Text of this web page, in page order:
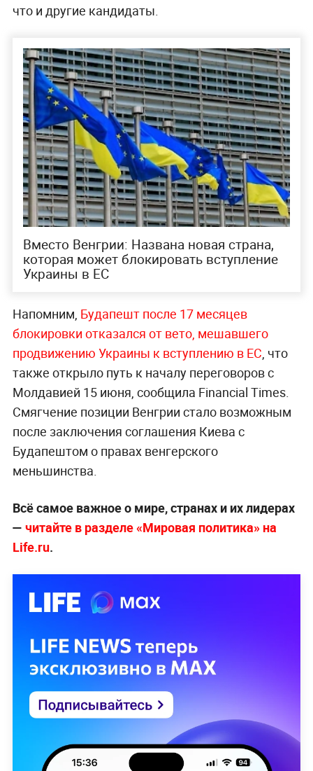
что и другие кандидаты.
Вместо Венгрии: Названа новая страна,
которая может блокировать вступление
Украины в ЕС
Напомним, Будапешт после 17 месяцев
блокировки отказался от вето, мешавшего
продвижению Украины к вступлению в ЕС, что
также открыло путь к началу переговоров с
Молдавией 15 июня, сообщила Financial Times.
Смягчение позиции Венгрии стало возможным
после заключения соглашения Киева с
Будапештом о правах венгерского
меньшинства.
Всё самое важное о мире, странах и их лидерах
— читайте в разделе «Мировая политика» на
Life.ru.